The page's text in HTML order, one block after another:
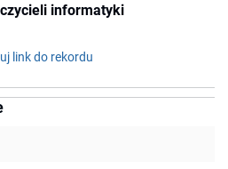
informatyki
link do rekordu